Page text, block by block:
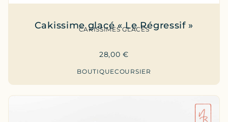
Cakissime glacé « Le Régressif »
CAKISSIMES GLACÉS
28,00€
BOUTIQUECOURSIER